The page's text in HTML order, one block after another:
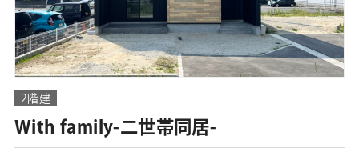
2階建
With family-二世帯同居-